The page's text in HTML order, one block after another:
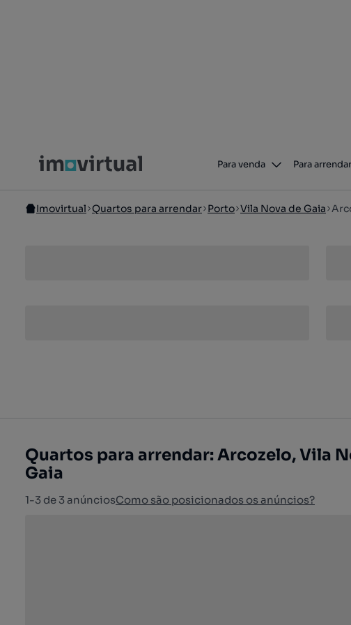
Para venda Para arrendar
Imovirtual Quartos para arrendar Porto Vila Nova de Gaia
Quartos para arrendar: Arcozelo, Vila
Gaia
1-3 de 3 anúnciosComo são posicionados os anúncios?